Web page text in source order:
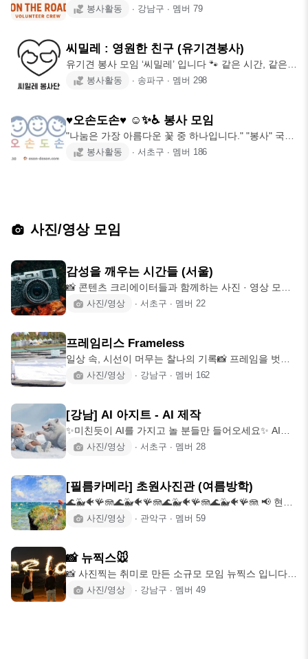
환영합니다! 온더로드와
봉사활동 ∙ 강남구 ∙ 멤버 79
씨밀레 : 영원한 친구 (유기견봉사)
유기견 봉사 모임 ‘씨밀레’ 입니다 🐾 같은 시간, 같은
공간에서 아이들과 함께 시간을
봉사활동 ∙ 송파구 ∙ 멤버 298
♥오손도손♥ ☺✨♿ 봉사 모임
"나눔은 가장 아름다운 꽃 중 하나입니다." "봉사" 국가
나 사회 또는 남을 위하여 자신
봉사활동 ∙ 서초구 ∙ 멤버 186
사진/영상 모임
감성을 깨우는 시간들 (서울)
📸 콘텐츠 크리에이터들과 함께하는 사진 · 영상 모임
사진 한 장, 짧은 영상 하나라도
사진/영상 ∙ 서초구 ∙ 멤버 22
프레임리스 Frameless
일상 속, 시선이 머무는 찰나의 기록📸 프레임을 벗어
나 잠시 멈출 때, 비로소 보이는
사진/영상 ∙ 강남구 ∙ 멤버 162
[강남] AI 아지트 - AI 제작
✨️미친듯이 AI를 가지고 놀 분들만 들어오세요✨️ AI로
필름메이커스, KBS미디어에서
사진/영상 ∙ 서초구 ∙ 멤버 28
[필름카메라] 초원사진관 (여름방학)
🌊🐳🐠🪸🪼🌊🐳🐠🪸🪼🌊🐳🐠🪸🪼🌊🐳🐠🪸🪼 📢 현재
여름방학(휴식기) 기간이어서 신입회원을
사진/영상 ∙ 관악구 ∙ 멤버 59
📸 뉴찍스🐭
📸 사진찍는 취미로 만든 소규모 모임 뉴찍스 입니다
🐭 가입 가능 ⭕️ - 91~03년생
사진/영상 ∙ 강남구 ∙ 멤버 49